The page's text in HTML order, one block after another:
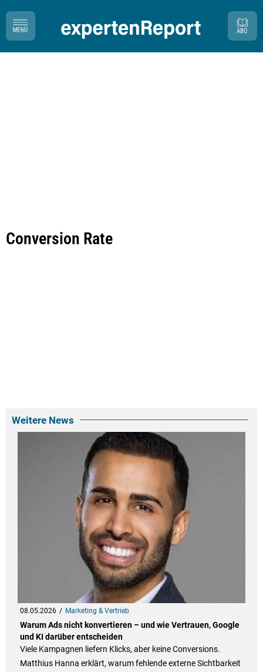
Conversion Rate
Weitere News
08.05.2026 Marketing & Vertrieb
Warum Ads nicht konvertieren – und wie Vertrauen, Google
und KI darüber entscheiden
Viele Kampagnen liefern Klicks, aber keine Conversions.
Matthius Hanna erklärt, warum fehlende externe Sichtbarkeit